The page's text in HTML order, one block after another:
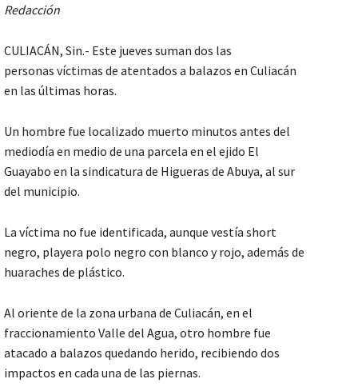
Redacción
CULIACÁN, Sin.- Este jueves suman dos las
personas víctimas de atentados a balazos en Culiacán
en las últimas horas.
Un hombre fue localizado muerto minutos antes del
mediodía en medio de una parcela en el ejido El
Guayabo en la sindicatura de Higueras de Abuya, al sur
del municipio.
La víctima no fue identificada, aunque vestía short
negro, playera polo negro con blanco y rojo, además de
huaraches de plástico.
Al oriente de la zona urbana de Culiacán, en el
fraccionamiento Valle del Agua, otro hombre fue
atacado a balazos quedando herido, recibiendo dos
impactos en cada una de las piernas.